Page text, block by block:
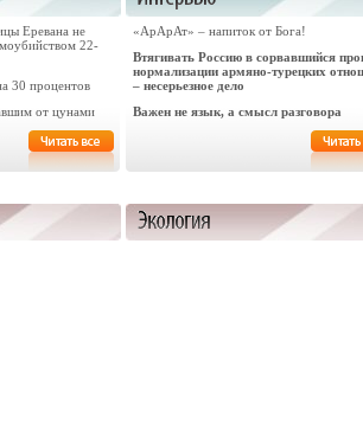
Еревана не
22-
30 процентов
от цунами
«АрАрАт» – напиток от Бога!
Втягивать Россию в сорвавшийся
нормализации армяно-турецких
– несерьезное дело
Важен не язык, а смысл разговора